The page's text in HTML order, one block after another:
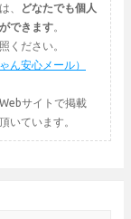
、
どなたでも個人
できます。
ください。
ん安心メール）
サイトで掲載
いています。